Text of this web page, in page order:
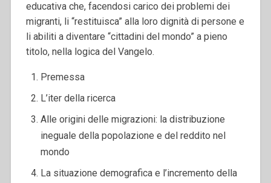
educativa che, facendosi carico dei problemi dei
migranti, li “restituisca” alla loro dignità di persone e
li abiliti a diventare “cittadini del mondo” a pieno
titolo, nella logica del Vangelo.
Premessa
L’iter della ricerca
Alle origini delle migrazioni: la distribuzione
ineguale della popolazione e del reddito nel
mondo
La situazione demografica e l’incremento della